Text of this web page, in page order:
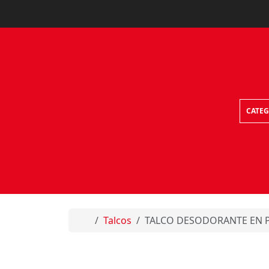
Home
Talcos TALCO DESODORANTE EN